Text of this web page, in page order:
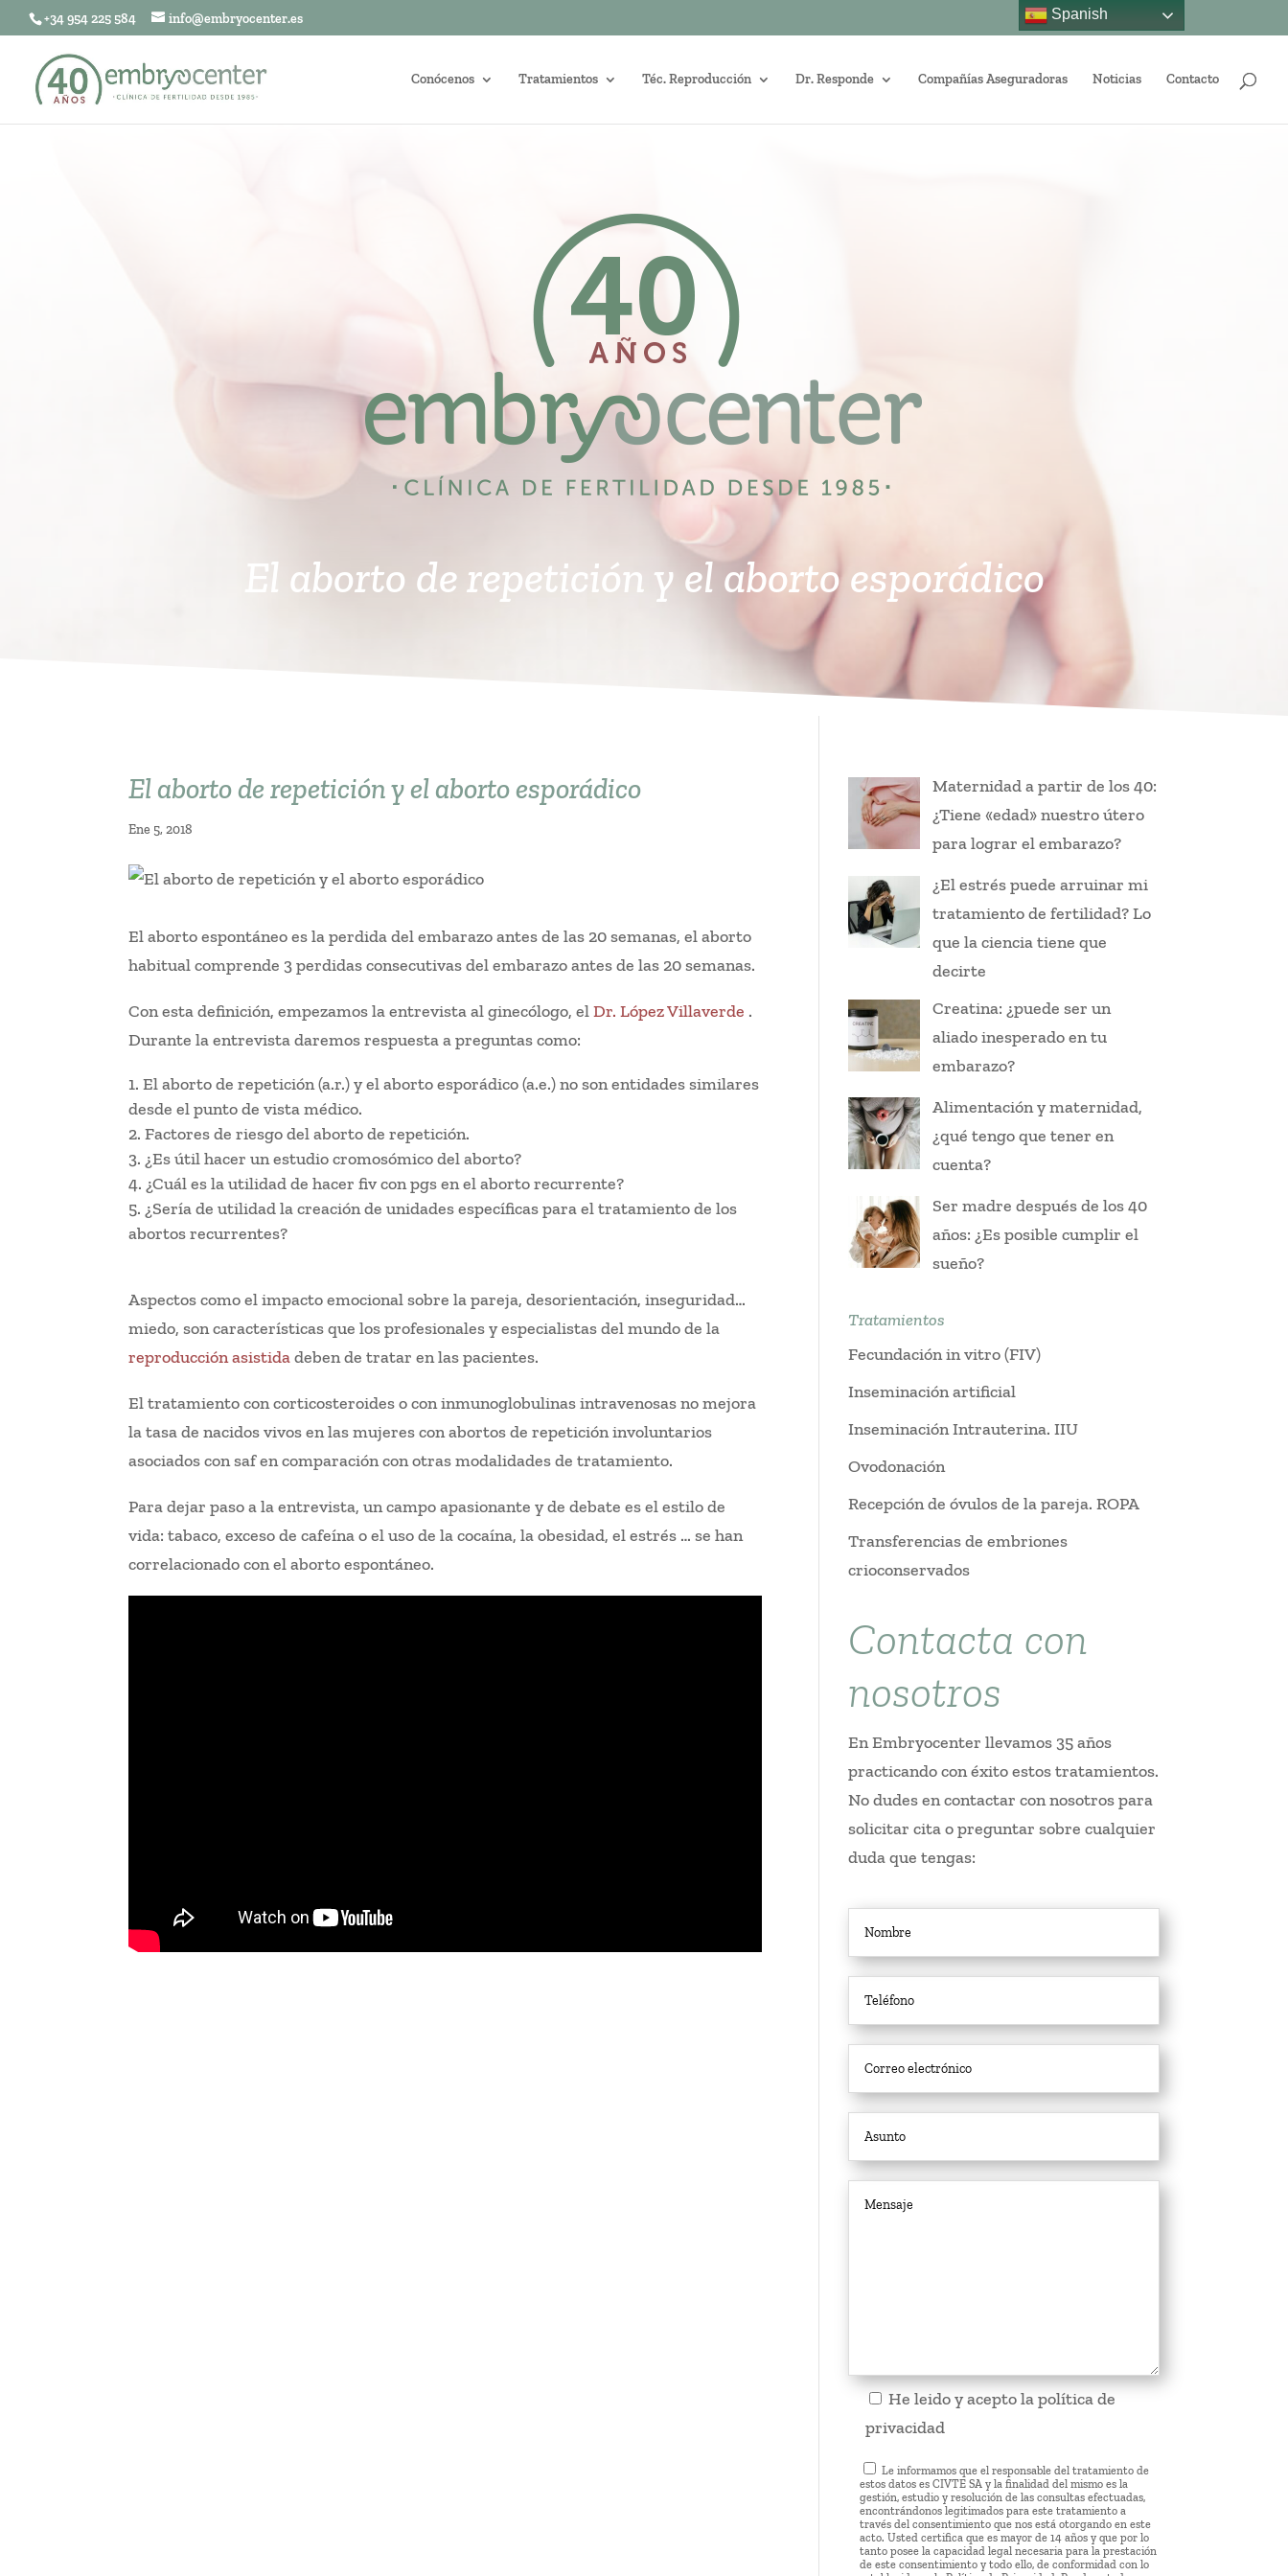
+34 954 225 584 info@embryocenter.es
Conócenos Tratamientos Téc. Reproducción Dr. Responde Compañías Aseguradoras Noticias Contacto
El aborto de repetición y el aborto esporádico
El aborto de repetición y el aborto esporádico
Ene 5, 2018
El aborto espontáneo es la perdida del embarazo antes de las 20 semanas, el aborto
habitual comprende 3 perdidas consecutivas del embarazo antes de las 20 semanas.
Con esta definición, empezamos la entrevista al ginecólogo, elDr. López Villaverde .
Durante la entrevista daremos respuesta a preguntas como:
El aborto de repetición (a.r.) y el aborto esporádico (a.e.) no son entidades similares
desde el punto de vista médico.
Factores de riesgo del aborto de repetición.
¿Es útil hacer un estudio cromosómico del aborto?
¿Cuál es la utilidad de hacer fiv con pgs en el aborto recurrente?
¿Sería de utilidad la creación de unidades específicas para el tratamiento de los
abortos recurrentes?
Aspectos como el impacto emocional sobre la pareja, desorientación, inseguridad…
miedo, son características que los profesionales y especialistas del mundo de la
reproducción asistidadeben de tratar en las pacientes.
El tratamiento con corticosteroides o con inmunoglobulinas intravenosas no mejora
la tasa de nacidos vivos en las mujeres con abortos de repetición involuntarios
asociados con saf en comparación con otras modalidades de tratamiento.
Para dejar paso a la entrevista, un campo apasionante y de debate es el estilo de
vida: tabaco, exceso de cafeína o el uso de la cocaína, la obesidad, el estrés … se han
correlacionado con el aborto espontáneo.
Maternidad a partir de los 40:
¿Tiene «edad» nuestro útero
para lograr el embarazo?
¿El estrés puede arruinar mi
tratamiento de fertilidad? Lo
que la ciencia tiene que
decirte
Creatina: ¿puede ser un
aliado inesperado en tu
embarazo?
Alimentación y maternidad,
¿qué tengo que tener en
cuenta?
Ser madre después de los 40
años: ¿Es posible cumplir el
sueño?
Tratamientos
Fecundación in vitro (FIV)
Inseminación artificial
Inseminación Intrauterina. IIU
Ovodonación
Recepción de óvulos de la pareja. ROPA
Transferencias de embriones
crioconservados
Contacta con
nosotros
En Embryocenter llevamos 35 años
practicando con éxito estos tratamientos.
No dudes en contactar con nosotros para
solicitar cita o preguntar sobre cualquier
duda que tengas:
He leido y acepto lapolítica de
privacidad
Le informamos que el responsable del tratamiento de
estos datos es CIVTE SA y la finalidad del mismo es la
gestión, estudio y resolución de las consultas efectuadas,
encontrándonos legitimados para este tratamiento a
través del consentimiento que nos está otorgando en este
acto. Usted certifica que es mayor de 14 años y que por lo
tanto posee la capacidad legal necesaria para la prestación
de este consentimiento y todo ello, de conformidad con lo
Spanish